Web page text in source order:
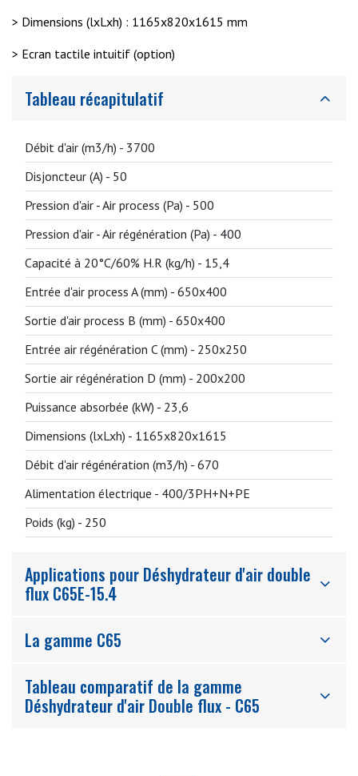
> Dimensions (lxLxh) : 1165x820x1615 mm
> Ecran tactile intuitif (option)
Tableau récapitulatif
Débit d'air (m3/h) - 3700
Disjoncteur (A) - 50
Pression d'air - Air process (Pa) - 500
Pression d'air - Air régénération (Pa) - 400
Capacité à 20°C/60% H.R (kg/h) - 15,4
Entrée d'air process A (mm) - 650x400
Sortie d'air process B (mm) - 650x400
Entrée air régénération C (mm) - 250x250
Sortie air régénération D (mm) - 200x200
Puissance absorbée (kW) - 23,6
Dimensions (lxLxh) - 1165x820x1615
Débit d'air régénération (m3/h) - 670
Alimentation électrique - 400/3PH+N+PE
Poids (kg) - 250
Applications pour Déshydrateur d'air double
flux C65E-15.4
La gamme C65
Tableau comparatif de la gamme
Déshydrateur d'air Double flux - C65